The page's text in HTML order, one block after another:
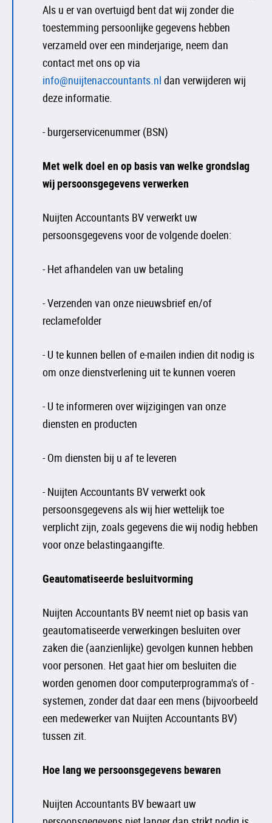
Als u er van overtuigd bent dat wij zonder die
toestemming persoonlijke gegevens hebben
verzameld over een minderjarige, neem dan
contact met ons op via
info@nuijtenaccountants.nl dan verwijderen wij
deze informatie.
- burgerservicenummer (BSN)
Met welk doel en op basis van welke grondslag
wij persoonsgegevens verwerken
Nuijten Accountants BV verwerkt uw
persoonsgegevens voor de volgende doelen:
- Het afhandelen van uw betaling
- Verzenden van onze nieuwsbrief en/of
reclamefolder
- U te kunnen bellen of e-mailen indien dit nodig is
om onze dienstverlening uit te kunnen voeren
- U te informeren over wijzigingen van onze
diensten en producten
- Om diensten bij u af te leveren
- Nuijten Accountants BV verwerkt ook
persoonsgegevens als wij hier wettelijk toe
verplicht zijn, zoals gegevens die wij nodig hebben
voor onze belastingaangifte.
Geautomatiseerde besluitvorming
Nuijten Accountants BV neemt niet op basis van
geautomatiseerde verwerkingen besluiten over
zaken die (aanzienlijke) gevolgen kunnen hebben
voor personen. Het gaat hier om besluiten die
worden genomen door computerprogramma's of -
systemen, zonder dat daar een mens (bijvoorbeeld
een medewerker van Nuijten Accountants BV)
tussen zit.
Hoe lang we persoonsgegevens bewaren
Nuijten Accountants BV bewaart uw